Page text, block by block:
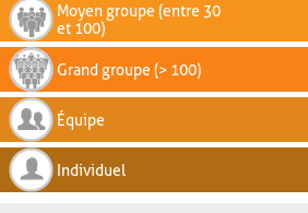
Moyen groupe (entre 30
et 100)
Grand groupe (> 100)
Équipe
Individuel